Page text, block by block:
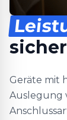
Geräte mit
Auslegung